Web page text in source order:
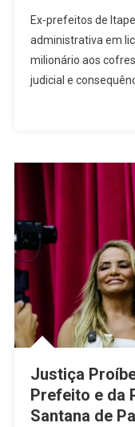
Ex-prefeitos de
administrativa em
milionário aos
judicial e
Justiça
Prefeito e da
Santana de